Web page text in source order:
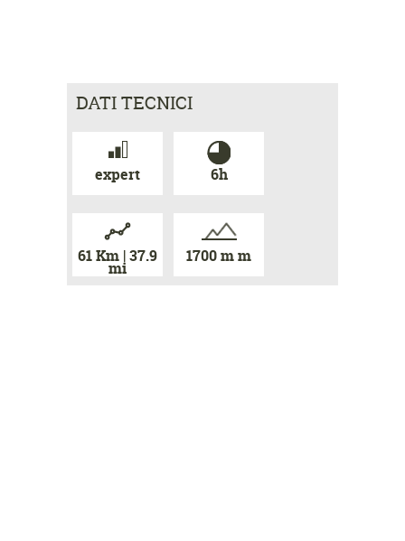
DATI TECNICI
expert 6h
61 Km | 37.9
mi
1700 m m